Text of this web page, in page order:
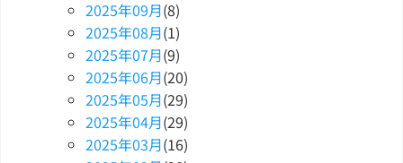
2025年09月(8)
2025年08月(1)
2025年07月(9)
2025年06月(20)
2025年05月(29)
2025年04月(29)
2025年03月(16)